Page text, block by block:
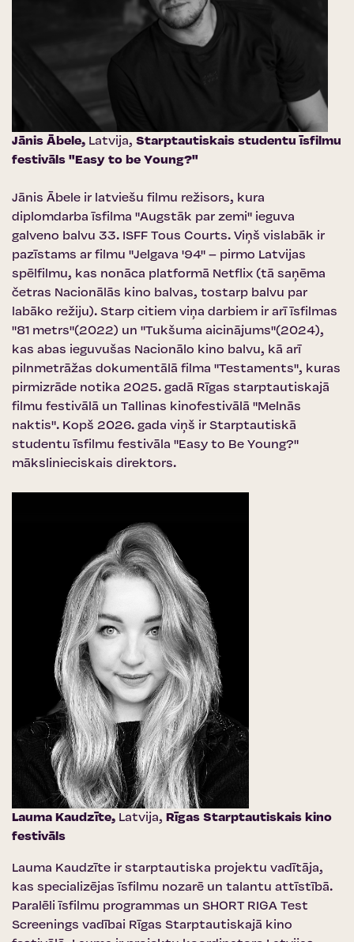
Jānis Ābele, Latvija, Starptautiskais studentu īsfilmu
festivāls "Easy to be Young?"
Jānis Ābele ir latviešu filmu režisors, kura
diplomdarba īsfilma "Augstāk par zemi" ieguva
galveno balvu 33. ISFF Tous Courts. Viņš vislabāk ir
pazīstams ar filmu "Jelgava '94" – pirmo Latvijas
spēlfilmu, kas nonāca platformā Netflix (tā saņēma
četras Nacionālās kino balvas, tostarp balvu par
labāko režiju). Starp citiem viņa darbiem ir arī īsfilmas
"81 metrs"(2022) un "Tukšuma aicinājums"(2024),
kas abas ieguvušas Nacionālo kino balvu, kā arī
pilnmetrāžas dokumentālā filma "Testaments", kuras
pirmizrāde notika 2025. gadā Rīgas starptautiskajā
filmu festivālā un Tallinas kinofestivālā "Melnās
naktis". Kopš 2026. gada viņš ir Starptautiskā
studentu īsfilmu festivāla "Easy to Be Young?"
mākslinieciskais direktors.
Lauma Kaudzīte, Latvija, Rīgas Starptautiskais kino
festivāls
Lauma Kaudzīte ir starptautiska projektu vadītāja,
kas specializējas īsfilmu nozarē un talantu attīstībā.
Paralēli īsfilmu programmas un SHORT RIGA Test
Screenings vadībai Rīgas Starptautiskajā kino